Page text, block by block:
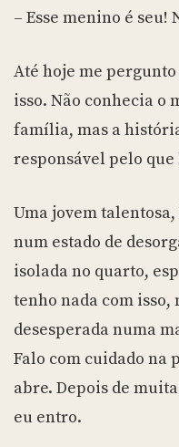
– Esse menino é seu!
Até hoje me pergunto
isso. Não conhecia o
família, mas a
responsável pelo que
Uma jovem
num estado de
isolada no quarto,
tenho nada com
desesperada numa
Falo com cuidado na
abre. Depois de
eu entro.